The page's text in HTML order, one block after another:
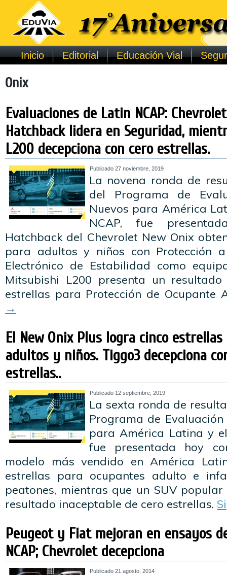
Inicio Editorial Educación Vial
Onix
Evaluaciones de Latin NCAP:
Hatchback lidera en Seguridad,
L200 decepciona con cero estrellas.
Publicado 27 noviembre, 2019
La novena ronda de
del Programa de
Nuevos para América
NCAP, fue
Hatchback del Chevrolet New Onix
para adultos y niños con Protección
Electrónico de Estabilidad como
Mitsubishi L200 presenta un
estrellas para Protección de Ocupante
→
El New Onix Plus logra cinco
adultos y niños. Tiggo3 decepciona
estrellas..
Publicado 12 septiembre, 2019
La sexta ronda de
Programa de
para América Latina y
fue presentada hoy
modelo más vendido en América
estrellas para ocupantes adulto e
peatones, mientras que un SUV
resultado inaceptable de cero estrellas.
Peugeot y Fiat mejoran en ensayos
NCAP; Chevrolet decepciona
Publicado 21 agosto, 2014